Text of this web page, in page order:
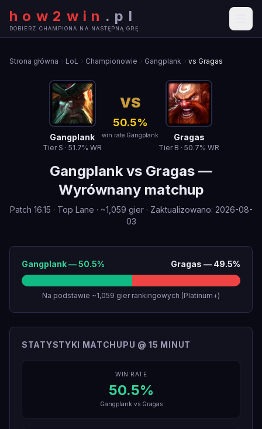
how2win . pl
DOBIERZ CHAMPIONA NA NASTĘPNĄ GRĘ
Strona główna LoL Championowie Gangplank vs Gragas
Gangplank
Tier S · 51.7% WR
VS
50.5%
win rate Gangplank Gragas
Tier B · 50.7% WR
Gangplank vs Gragas —
Wyrównany matchup
Patch 16.15 · Top Lane · ~1,059 gier· Zaktualizowano: 2026-08-
03
Gangplank—50.5% Gragas — 49.5%
Na podstawie ~1,059 gier rankingowych (Platinum+)
STATYSTYKI MATCHUPU @ 15 MINUT
WIN RATE
50.5%
Gangplank vs Gragas